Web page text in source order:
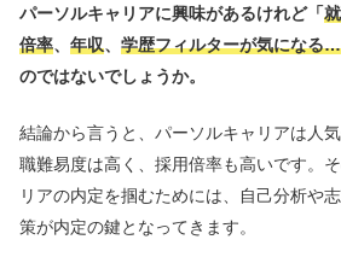
パーソルキャリアに興味があるけれど「
倍率、 年収、 学歴フィルターが気になる…
のではないでしょうか。
結論から言うと、パーソルキャリアは人
職難易度は高く、採用倍率も高いです。
リアの内定を掴むためには、自己分析や
策が内定の鍵となってきます。